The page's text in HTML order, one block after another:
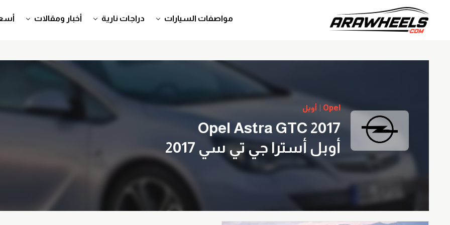
مواصفات السيارات دراجات نارية أخبار ومقالات
Opel | أوبل
Opel Astra GTC 2017
أوبل أسترا جي تي سي 2017